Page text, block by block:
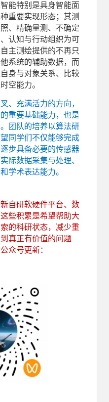
能特别是具身智能面
重要实现形态；其测
、精确量测、不确定
认知与行动组织为可
主测绘提供的不再只
系统的辅助数据，而
身与对象关系、比较
空能力。
、充满活力的方向，
重要基础能力，也是
团队的培养以算法研
同学们不仅能够完成
步具备必要的传感器
际数据采集与处理、
学术表达能力。
自研软硬件平台、数
些积累是希望帮助大
的科研状态，减少重
真正有价值的问题
众号更新：